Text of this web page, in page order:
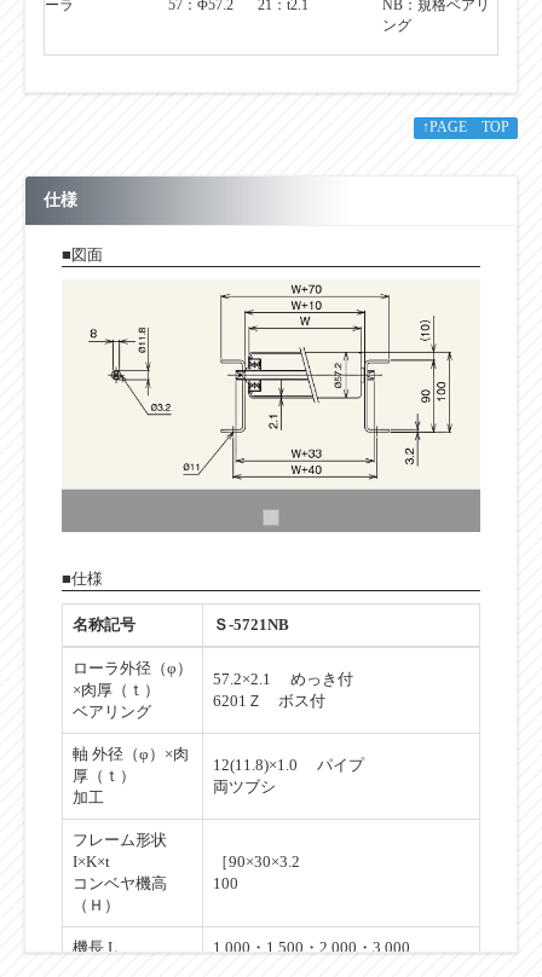
ーラ 57：Φ57.2 21：t2.1
NB：規格ベアリ
ング
↑PAGE TOP
仕様
■図面
■仕様
名称記号 Ｓ-5721NB
ローラ外径（φ）
×肉厚（ｔ）
ベアリング
57.2×2.1 めっき付
6201Ｚ ボス付
軸 外径（φ）×肉
厚（ｔ）
加工
12(11.8)×1.0 パイプ
両ツブシ
フレーム形状
I×K×t
コンベヤ機高
（Ｈ）
［90×30×3.2
100
機長 L 1,000・1,500・2,000・3,000